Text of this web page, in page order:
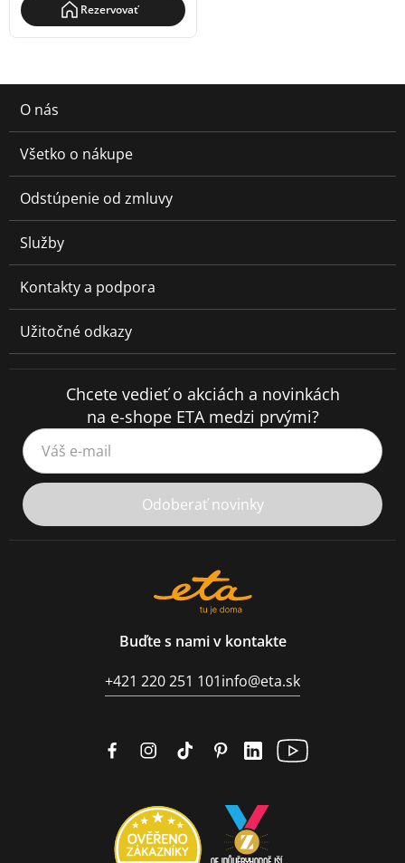
Rezervovať
O nás
Všetko o nákupe
Odstúpenie od zmluvy
Služby
Kontakty a podpora
Užitočné odkazy
Chcete vedieť o akciách a novinkách
na e-shope ETA medzi prvými?
Váš e-mail
Odoberať novinky
Buďte s nami v kontakte
+421 220 251 101info@eta.sk